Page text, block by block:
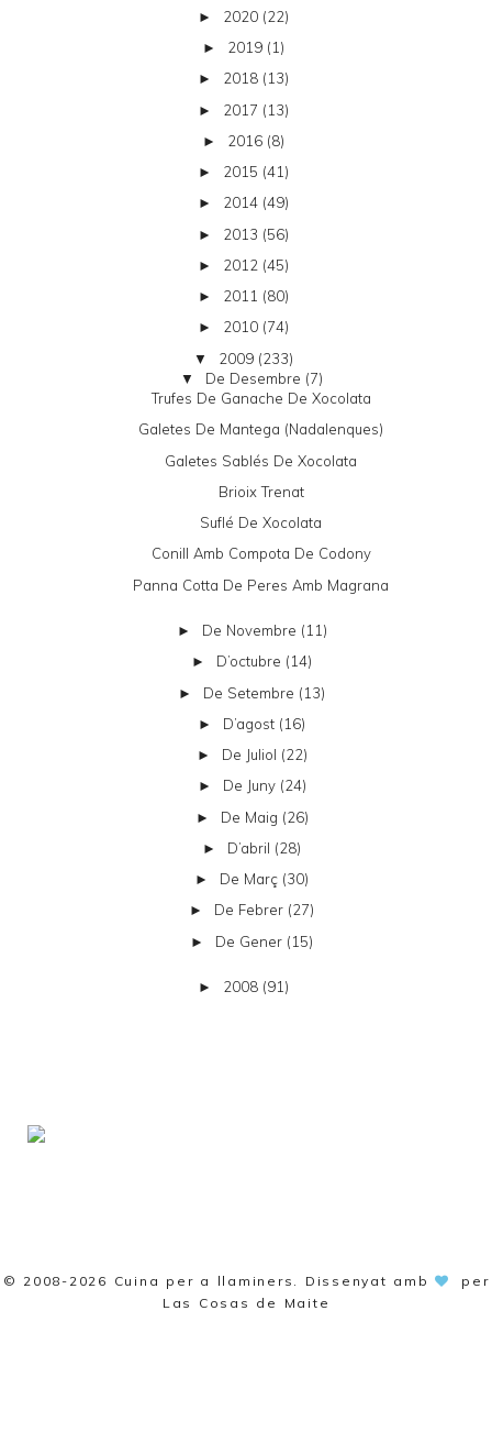
► 2020 (22)
► 2019 (1)
► 2018 (13)
► 2017 (13)
► 2016 (8)
► 2015 (41)
► 2014 (49)
► 2013 (56)
► 2012 (45)
► 2011 (80)
► 2010 (74)
▼ 2009 (233)
▼ De Desembre (7)
Trufes De Ganache De Xocolata
Galetes De Mantega (nadalenques)
Galetes Sablés De Xocolata
Brioix Trenat
Suflé De Xocolata
Conill Amb Compota De Codony
Panna Cotta De Peres Amb Magrana
► De Novembre (11)
► D’octubre (14)
► De Setembre (13)
► D’agost (16)
► De Juliol (22)
► De Juny (24)
► De Maig (26)
► D’abril (28)
► De Març (30)
► De Febrer (27)
► De Gener (15)
► 2008 (91)
© 2008-2026 Cuina per a llaminers . Dissenyat amb
per
Las Cosas de Maite